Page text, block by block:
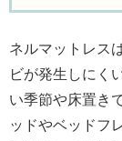
ネルマットレス
ビが発生しにく
い季節や床置き
ッドやベッドフ